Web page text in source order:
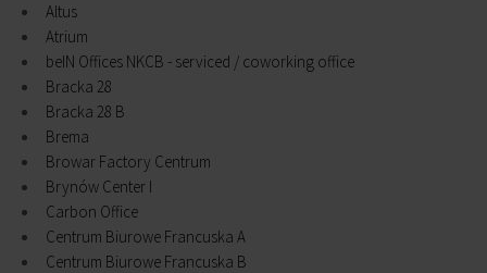
Altus
Atrium
beIN Offices NKCB - serviced / coworking office
Bracka 28
Bracka 28 B
Brema
Browar Factory Centrum
Brynów Center I
Carbon Office
Centrum Biurowe Francuska A
Centrum Biurowe Francuska B